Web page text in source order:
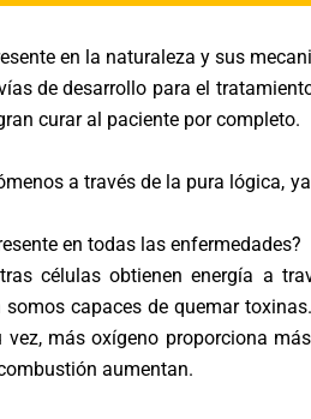
en la naturaleza y sus
de desarrollo para el
curar al paciente por completo.
a través de la pura lógica,
en todas las enfermedades?
células obtienen energía a
capaces de quemar
más oxígeno proporciona
aumentan.